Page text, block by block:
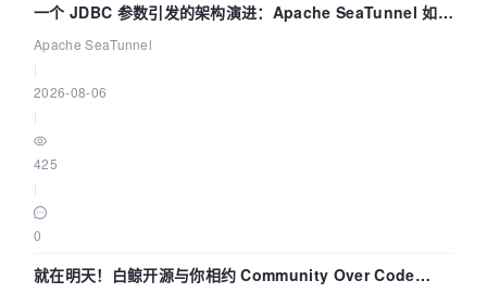
一个 JDBC 参数引发的架构演进：Apache SeaTunnel 如何
解决数据同步中的“定时 Flush”难题
Apache SeaTunnel
2026-08-06
425
0
就在明天！白鲸开源与你相约 Community Over Code